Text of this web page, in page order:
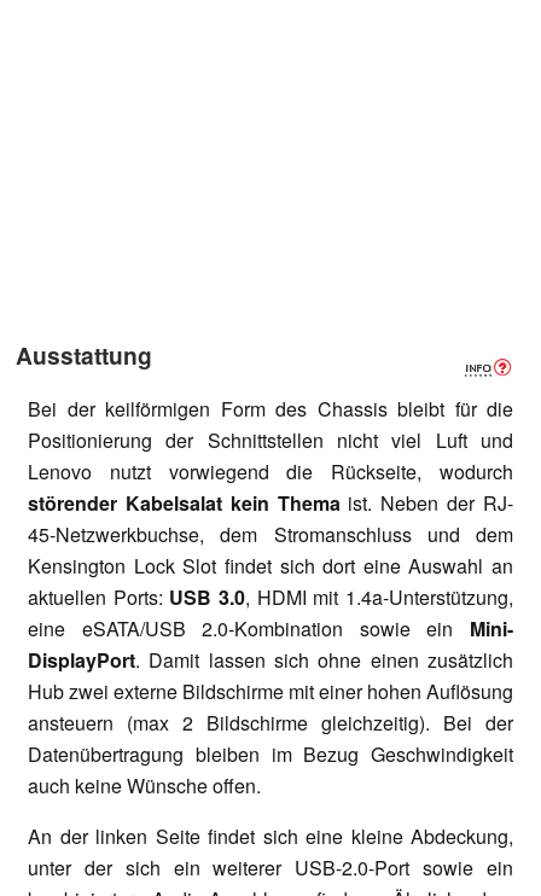
Ausstattung
Bei der keilförmigen Form des Chassis bleibt für die
Positionierung der Schnittstellen nicht viel Luft und
Lenovo nutzt vorwiegend die Rückseite, wodurch
störender Kabelsalat kein Themaist. Neben der RJ-
45-Netzwerkbuchse, dem Stromanschluss und dem
Kensington Lock Slot findet sich dort eine Auswahl an
aktuellen Ports: USB 3.0, HDMI mit 1.4a-Unterstützung,
eine eSATA/USB 2.0-Kombination sowie ein Mini-
DisplayPort. Damit lassen sich ohne einen zusätzlich
Hub zwei externe Bildschirme mit einer hohen Auflösung
ansteuern (max 2 Bildschirme gleichzeitig). Bei der
Datenübertragung bleiben im Bezug Geschwindigkeit
auch keine Wünsche offen.
An der linken Seite findet sich eine kleine Abdeckung,
unter der sich ein weiterer USB-2.0-Port sowie ein